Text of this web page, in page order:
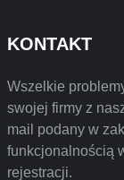
KONTAKT
Wszelkie
swojej firmy z
mail podany w
funkcjonalnością
rejestracji.